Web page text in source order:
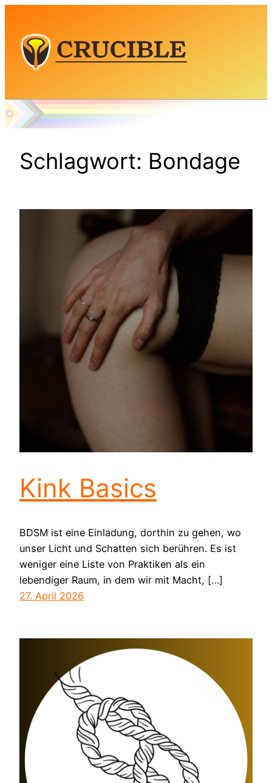
springen
Schlagwort: Bondage
Kink Basics
BDSM ist eine Einladung, dorthin zu gehen, wo
unser Licht und Schatten sich berühren. Es ist
weniger eine Liste von Praktiken als ein
lebendiger Raum, in dem wir mit Macht, […]
27. April 2026